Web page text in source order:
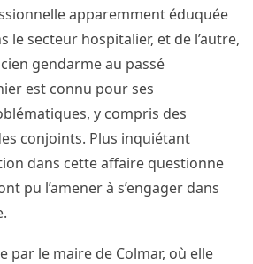
apparemment éduquée
le secteur hospitalier, et de l’autre,
gendarme au passé
est connu pour ses
y compris des
conjoints. Plus inquiétant
dans cette affaire questionne
pu l’amener à s’engager dans
par le maire de Colmar, où elle